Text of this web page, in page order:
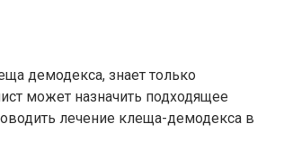
демодекса, знает только
может назначить подходящее
лечение клеща-демодекса в